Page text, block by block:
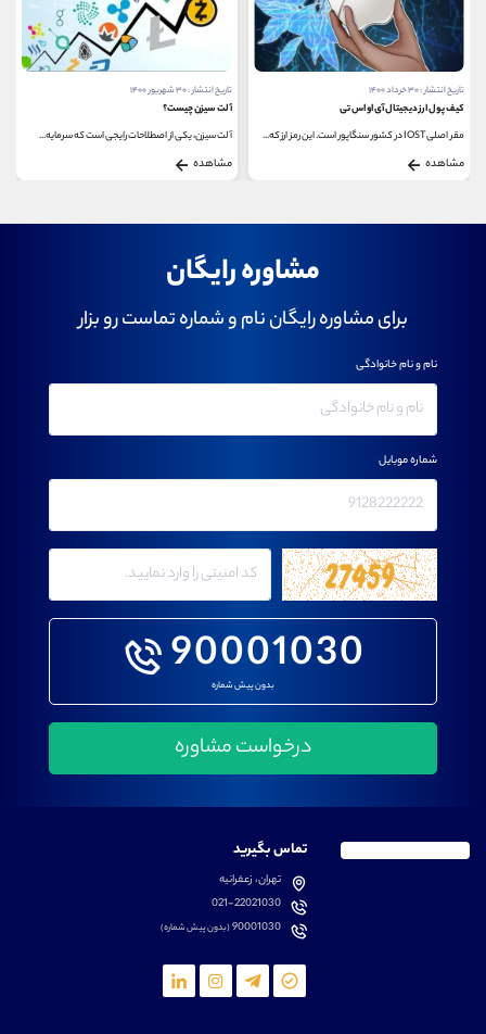
تاریخ انتشار : ۳۰ خرداد ۱۴۰۰
کیف پول ارز دیجیتال آی او اس تی
مقر اصلی IOST در کشور سنگاپور است. این رمز ارز که...
مشاهده
تاریخ انتشار : ۳۰ شهریور ۱۴۰۰
آلت سیزن چیست؟
آلت سیزن، یکی از اصطلاحات رایجی است که سرمایه...
مشاهده
مشاوره رایگان
برای مشاوره رایگان نام و شماره تماست رو بزار
90001030
بدون پیش شماره
نام و نام خانوادگی
شماره موبایل
تماس بگیرید
تهران، زعفرانیه
021-22021030
90001030(بدون پیش شماره)